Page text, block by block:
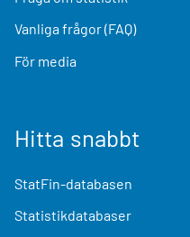
Vanliga frågor (FAQ)
För media
Hitta snabbt
StatFin-databasen
Statistikdatabaser